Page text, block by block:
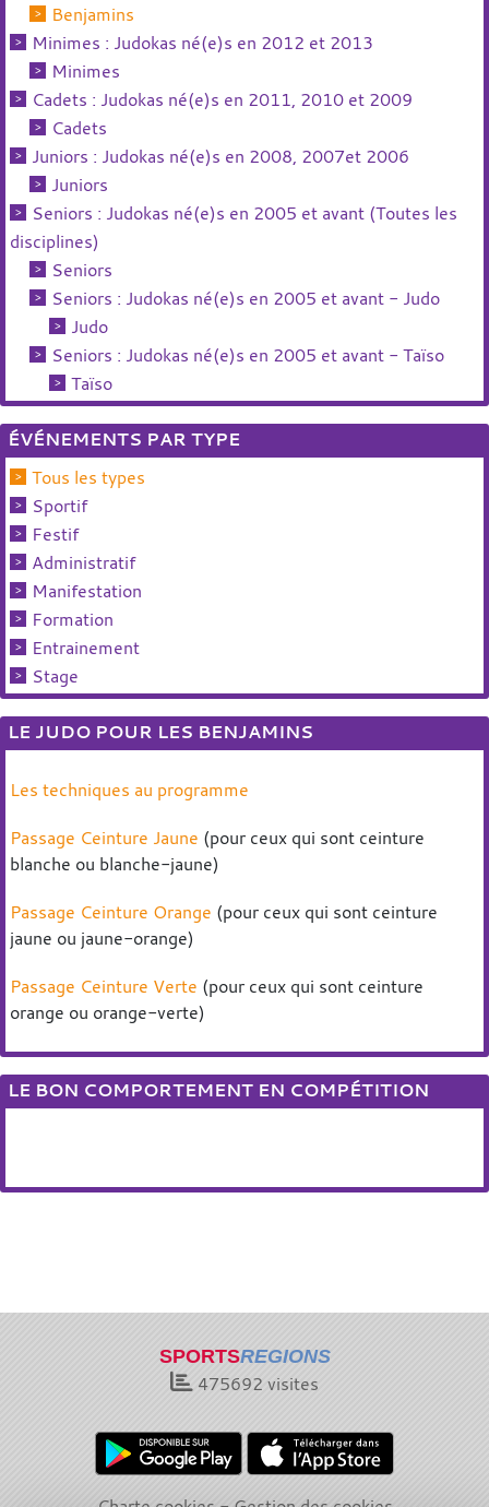
Benjamins
Minimes : Judokas né(e)s en 2012 et 2013
Minimes
Cadets : Judokas né(e)s en 2011, 2010 et 2009
Cadets
Juniors : Judokas né(e)s en 2008, 2007et 2006
Juniors
Seniors : Judokas né(e)s en 2005 et avant (Toutes les
disciplines)
Seniors
Seniors : Judokas né(e)s en 2005 et avant - Judo
Judo
Seniors : Judokas né(e)s en 2005 et avant - Taïso
Taïso
ÉVÉNEMENTS PAR TYPE
Tous les types
Sportif
Festif
Administratif
Manifestation
Formation
Entrainement
Stage
LE JUDO POUR LES BENJAMINS
Les techniques au programme
Passage Ceinture Jaune (pour ceux qui sont ceinture
blanche ou blanche-jaune)
Passage Ceinture Orange (pour ceux qui sont ceinture
jaune ou jaune-orange)
Passage Ceinture Verte (pour ceux qui sont ceinture
orange ou orange-verte)
LE BON COMPORTEMENT EN COMPÉTITION
SPORTSREGIONS
475692 visites